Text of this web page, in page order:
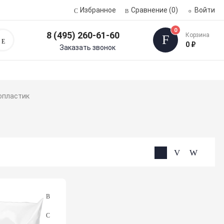
Избранное Сравнение (0) Войти
Поиск 8 (495) 260-61-60
Заказать звонок
0
Корзина
0 ₽